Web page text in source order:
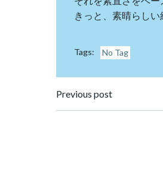
きっと、素晴らしい
Tags: No Tag
Post
Previous post